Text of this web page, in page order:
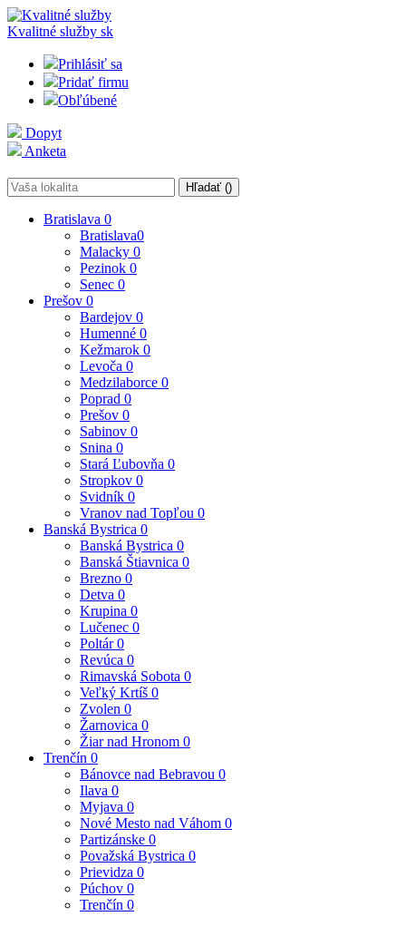
Kvalitné služby sk
Prihlásiť sa
Pridať firmu
Obľúbené
Dopyt
Anketa
Hľadať ()
Bratislava 0
Bratislava0
Malacky 0
Pezinok 0
Senec 0
Prešov 0
Bardejov 0
Humenné 0
Kežmarok 0
Levoča 0
Medzilaborce 0
Poprad 0
Prešov 0
Sabinov 0
Snina 0
Stará Ľubovňa 0
Stropkov 0
Svidník 0
Vranov nad Topľou 0
Banská Bystrica 0
Banská Bystrica 0
Banská Štiavnica 0
Brezno 0
Detva 0
Krupina 0
Lučenec 0
Poltár0
Revúca 0
Rimavská Sobota 0
Veľký Krtíš 0
Zvolen 0
Žarnovica 0
Žiar nad Hronom 0
Trenčín 0
Bánovce nad Bebravou 0
Ilava 0
Myjava 0
Nové Mesto nad Váhom 0
Partizánske 0
Považská Bystrica 0
Prievidza 0
Púchov 0
Trenčín 0